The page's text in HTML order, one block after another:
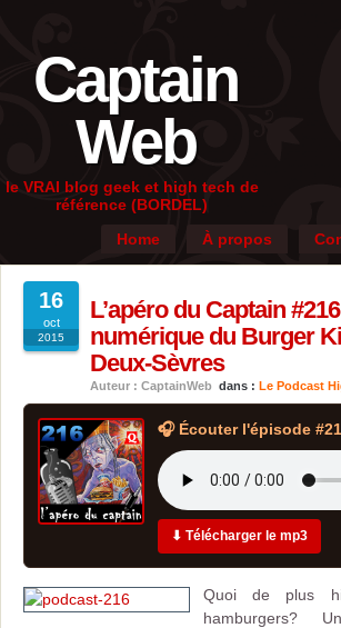
Captain
Web
le VRAI blog geek et high tech de
référence (BORDEL)
Home
À propos
16
oct
2015
L’apéro du Captain
numérique du Burger
Deux-Sèvres
Auteur : CaptainWeb dans : Le Podcast
🎧 Écouter l'épisode
⬇ Télécharger le mp3
Quoi de plus